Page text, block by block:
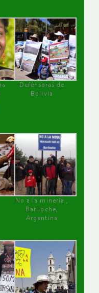
Defensoras de
Bolivia
No a la minería ,
Bariloche,
Argentina